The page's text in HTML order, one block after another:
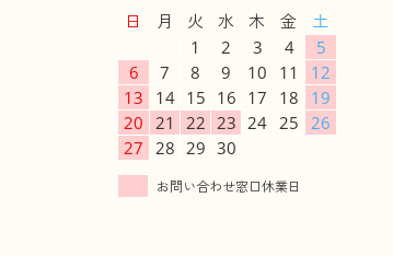
日
月 火 水 木 金
土
1
2 3 4
5
6
7 8 9 10 11
12
13
14 15 16 17 18
19
20
21 22 23 24 25
26
27
28 29 30